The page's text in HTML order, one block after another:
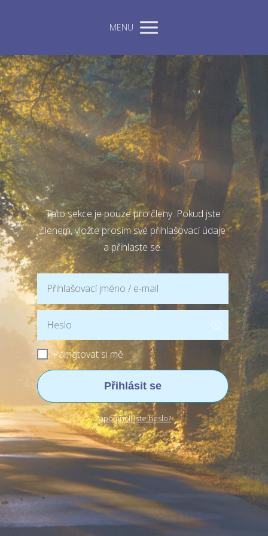
MENU
Tato sekce je pouze pro členy. Pokud jste
členem, vložte prosím své přihlašovací údaje
a přihlaste se.
Pamatovat si mě
Přihlásit se
Zapomněli jste heslo?